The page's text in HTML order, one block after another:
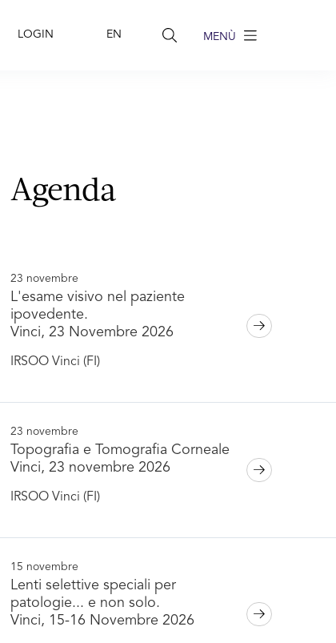
LOGIN EN
Agenda
23 novembre
L'esame visivo nel paziente
ipovedente.
Vinci, 23 Novembre 2026
IRSOO Vinci (FI)
23 novembre
Topografia e Tomografia Corneale
Vinci, 23 novembre 2026
IRSOO Vinci (FI)
15 novembre
Lenti selettive speciali per
patologie... e non solo.
Vinci, 15-16 Novembre 2026